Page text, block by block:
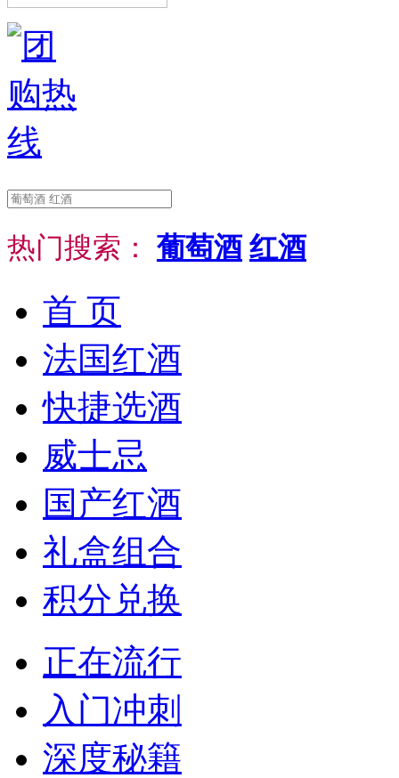
热门搜索： 葡萄酒 红酒
首 页
法国红酒
快捷选酒
威士忌
国产红酒
礼盒组合
积分兑换
正在流行
入门冲刺
深度秘籍